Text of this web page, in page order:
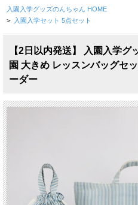
入園入学グッズのんちゃん HOME
> 入園入学セット 5点セット
【2日以内発送】 入園入学グ
園 大きめ レッスンバッグセ
ーダー